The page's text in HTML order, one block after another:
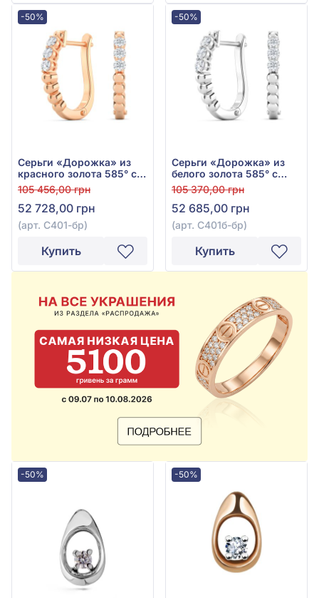
-50%
Серьги «Дорожка» из
красного золота 585° с
бриллиантами 0,24ct,
арт. С401к-бр
105 456,00 грн
52 728,00 грн
(арт. С401-бр)
Купить
-50%
Серьги «Дорожка» из
белого золота 585° с
бриллиантами 0,26ct,
арт. С401б-бр
105 370,00 грн
52 685,00 грн
(арт. С401б-бр)
Купить
-50% -50%